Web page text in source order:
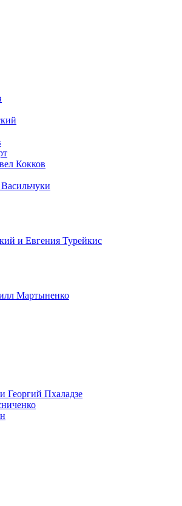
Кокков
и Евгения Турейкис
Мартыненко
Георгий Пхаладзе